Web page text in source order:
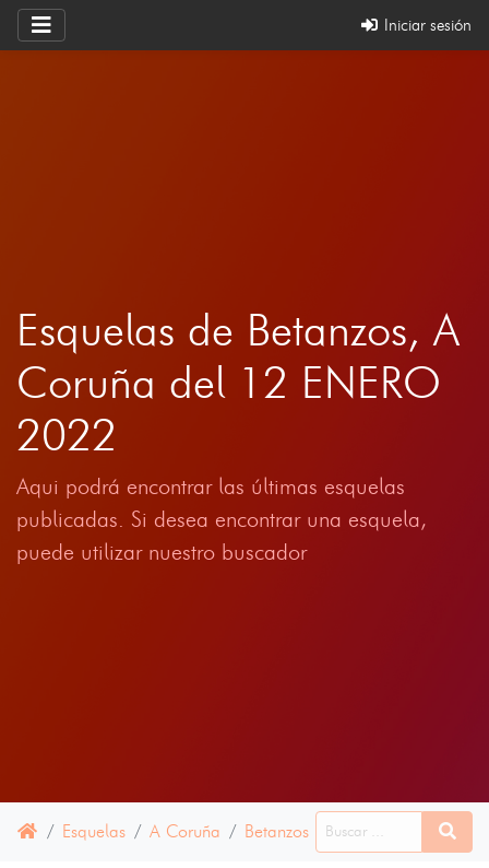
Iniciar sesión
Esquelas de Betanzos, A
Coruña del 12 ENERO
2022
Aqui podrá encontrar las últimas esquelas
publicadas. Si desea encontrar una esquela,
puede utilizar nuestro buscador
Esquelas A Coruña Betanzos 12 ENERO 2022